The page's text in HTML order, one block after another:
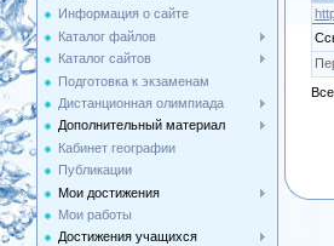
Информация о сайте
Каталог файлов
Каталог сайтов
Подготовка к экзаменам
Дистанционная олимпиада
Дополнительный материал
Кабинет географии
Публикации
Мои достижения
Мои работы
Достижения учащихся